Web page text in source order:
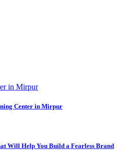
Center in Mirpur
Will Help You Build a Fearless Brand